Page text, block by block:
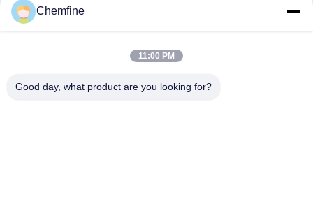
Chemfine
11:00 PM
Good day, what product are you looking for?